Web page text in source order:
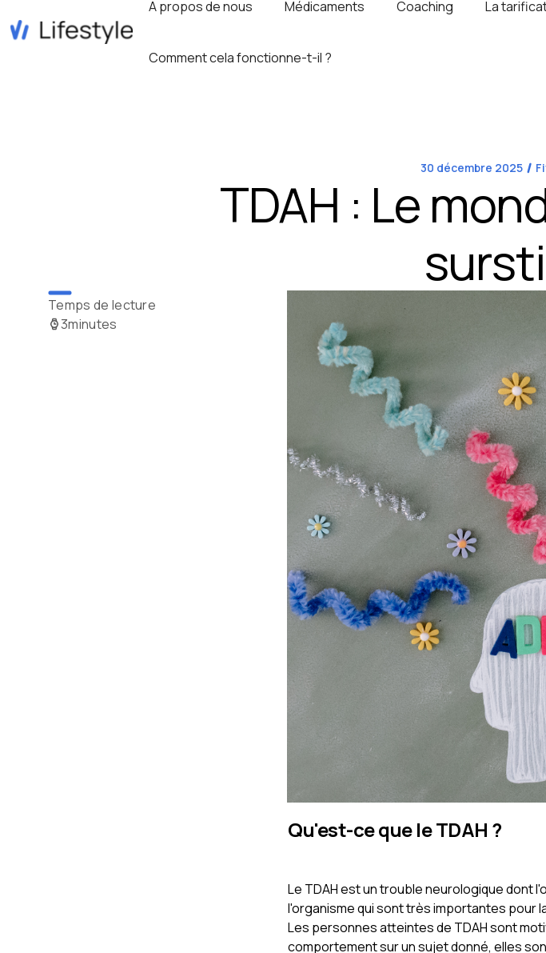
A propos de nous Médicaments Coaching La
Comment cela fonctionne-t-il ?
30 décembre 2025
TDAH : Le
Temps de lecture
3minutes
Qu'est-ce que le TDAH ?
Le TDAH est un trouble neurologique dont
l'organisme qui sont très importantes pour
Les personnes atteintes de TDAH sont
comportement sur un sujet donné, elles